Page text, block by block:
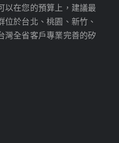
以在您的預算上，建議最
於台北、桃園、新竹、
灣全省客戶專業完善的矽